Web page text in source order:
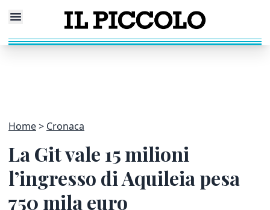
Home Cronaca
La Git vale 15 milioni
l’ingresso di Aquileia pesa
750 mila euro